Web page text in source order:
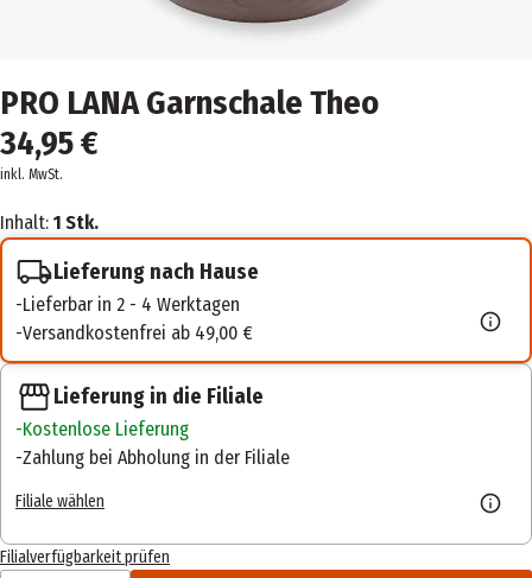
PRO LANA Garnschale Theo
34,95 €
inkl. MwSt.
Inhalt: 1 Stk.
Lieferung nach Hause
Lieferbar in 2 - 4 Werktagen
Versandkostenfrei ab 49,00 €
Lieferung in die Filiale
Kostenlose Lieferung
Zahlung bei Abholung in der Filiale
Filiale wählen
Filialverfügbarkeit prüfen